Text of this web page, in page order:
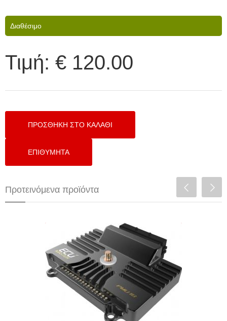
Διαθέσιμο
Τιμή: € 120.00
Προτεινόμενα προϊόντα
PMU16 Power Management Unit with
Datalloger